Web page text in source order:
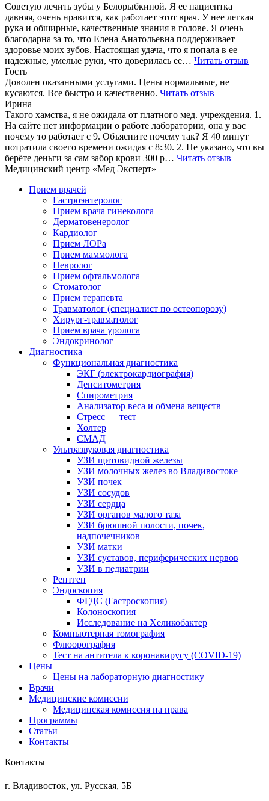
Советую лечить зубы у Белорыбкиной. Я ее пациентка
давняя, очень нравится, как работает этот врач. У нее легкая
рука и обширные, качественные знания в голове. Я очень
благодарна за то, что Елена Анатольевна поддерживает
здоровье моих зубов. Настоящая удача, что я попала в ее
надежные, умелые руки, что доверилась ее… Читать отзыв
Гость
Доволен оказанными услугами. Цены нормальные, не
кусаются. Все быстро и качественно. Читать отзыв
Ирина
Такого хамства, я не ожидала от платного мед. учреждения. 1.
На сайте нет информации о работе лаборатории, она у вас
почему то работает с 9. Объясните почему так? Я 40 минут
потратила своего времени ожидая с 8:30. 2. Не указано, что вы
берёте деньги за сам забор крови 300 р… Читать отзыв
Медицинский центр «Мед Эксперт»
Прием врачей
Гастроэнтеролог
Прием врача гинеколога
Дерматовенеролог
Кардиолог
Прием ЛОРа
Прием маммолога
Невролог
Прием офтальмолога
Стоматолог
Прием терапевта
Травматолог (специалист по остеопорозу)
Хирург-травматолог
Прием врача уролога
Эндокринолог
Диагностика
Функциональная диагностика
ЭКГ (электрокардиография)
Денситометрия
Спирометрия
Анализатор веса и обмена веществ
Стресс — тест
Холтер
СМАД
Ультразвуковая диагностика
УЗИ щитовидной железы
УЗИ молочных желез во Владивостоке
УЗИ почек
УЗИ сосудов
УЗИ сердца
УЗИ органов малого таза
УЗИ брюшной полости, почек,
надпочечников
УЗИ матки
УЗИ суставов, периферических нервов
УЗИ в педиатрии
Рентген
Эндоскопия
ФГДС (Гастроскопия)
Колоноскопия
Исследование на Хеликобактер
Компьютерная томография
Флюорография
Тест на антитела к коронавирусу (COVID-19)
Цены
Цены на лабораторную диагностику
Врачи
Медицинские комиссии
Медицинская комиссия на права
Программы
Статьи
Контакты
Контакты
г. Владивосток, ул. Русская, 5Б